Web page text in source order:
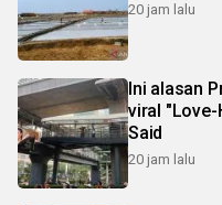
20 jam lalu
Ini alasan
viral "Love-
Said
20 jam lalu